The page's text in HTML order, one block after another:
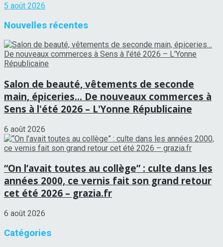
5 août 2026
Nouvelles récentes
Salon de beauté, vêtements de seconde
main, épiceries… De nouveaux commerces à
Sens à l'été 2026 – L'Yonne Républicaine
6 août 2026
“On l’avait toutes au collège” : culte dans les
années 2000, ce vernis fait son grand retour
cet été 2026 – grazia.fr
6 août 2026
Catégories